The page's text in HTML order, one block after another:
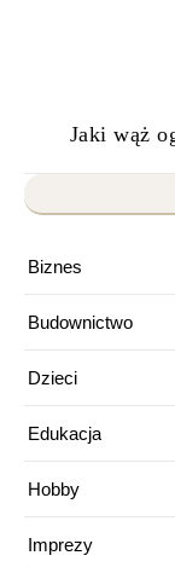
Jaki wąż
Biznes
Budownictwo
Dzieci
Edukacja
Hobby
Imprezy